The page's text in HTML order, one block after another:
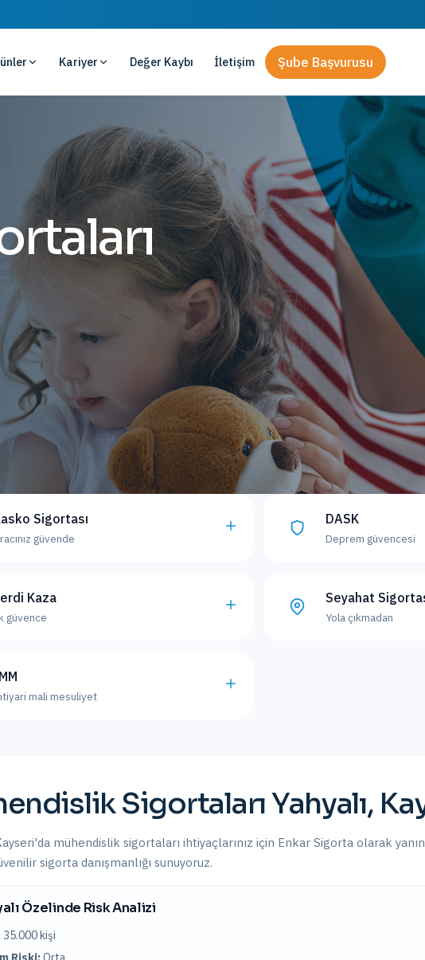
Kariyer Değer Kaybı İletişim Şube Başvurusu
Sigortası
güvende
DASK
Deprem güvencesi
Kaza
güvence
Seyahat
Yola çıkmadan
mali mesuliyet
SigortalarıYahyalı,
'da mühendislik sigortaları ihtiyaçlarınız için Enkar Sigorta olarak
sigorta danışmanlığı sunuyoruz.
Özelinde Risk Analizi
35.000kişi